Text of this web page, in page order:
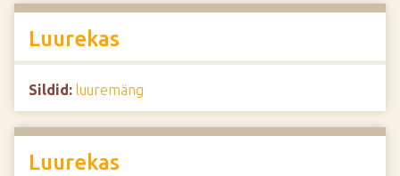
Luurekas
Sildid: luuremäng
Luurekas